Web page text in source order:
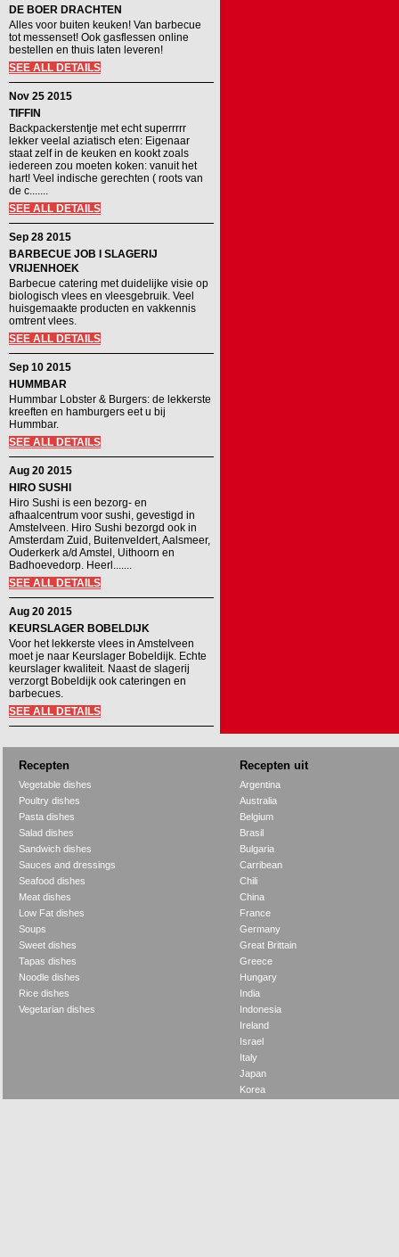
DE BOER DRACHTEN
Alles voor buiten keuken! Van barbecue
tot messenset! Ook gasflessen online
bestellen en thuis laten leveren!
SEE ALL DETAILS
Nov 25 2015
TIFFIN
Backpackerstentje met echt superrrrr
lekker veelal aziatisch eten: Eigenaar
staat zelf in de keuken en kookt zoals
iedereen zou moeten koken: vanuit het
hart! Veel indische gerechten ( roots van
de c.......
SEE ALL DETAILS
Sep 28 2015
BARBECUE JOB I SLAGERIJ
VRIJENHOEK
Barbecue catering met duidelijke visie op
biologisch vlees en vleesgebruik. Veel
huisgemaakte producten en vakkennis
omtrent vlees.
SEE ALL DETAILS
Sep 10 2015
HUMMBAR
Hummbar Lobster & Burgers: de lekkerste
kreeften en hamburgers eet u bij
Hummbar.
SEE ALL DETAILS
Aug 20 2015
HIRO SUSHI
Hiro Sushi is een bezorg- en
afhaalcentrum voor sushi, gevestigd in
Amstelveen. Hiro Sushi bezorgd ook in
Amsterdam Zuid, Buitenveldert, Aalsmeer,
Ouderkerk a/d Amstel, Uithoorn en
Badhoevedorp. Heerl.......
SEE ALL DETAILS
Aug 20 2015
KEURSLAGER BOBELDIJK
Voor het lekkerste vlees in Amstelveen
moet je naar Keurslager Bobeldijk. Echte
keurslager kwaliteit. Naast de slagerij
verzorgt Bobeldijk ook cateringen en
barbecues.
SEE ALL DETAILS
Recepten Recepten uit
Vegetable dishes
Poultry dishes
Pasta dishes
Salad dishes
Sandwich dishes
Sauces and dressings
Seafood dishes
Meat dishes
Low Fat dishes
Soups
Sweet dishes
Tapas dishes
Noodle dishes
Rice dishes
Vegetarian dishes
Argentina
Australia
Belgium
Brasil
Bulgaria
Carribean
Chili
China
France
Germany
Great Brittain
Greece
Hungary
India
Indonesia
Ireland
Israel
Italy
Japan
Korea